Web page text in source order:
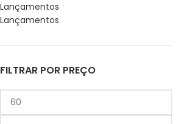
Lançamentos
Lançamentos
FILTRAR POR PREÇO